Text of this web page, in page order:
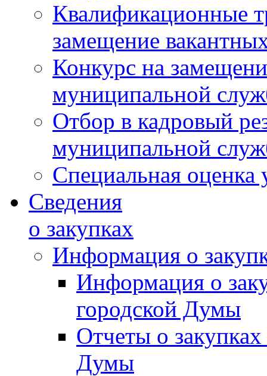
Квалификационные
замещение
Конкурс на
муниципальной
Отбор в кадровый
муниципальной
Специальная оценка
Сведения
о закупках
Информация о
Информация о
городской Думы
Отчеты о
Думы